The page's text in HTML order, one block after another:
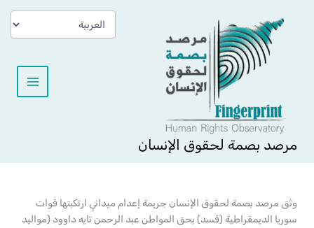
مرصد بصمة لحقوق الإنسان
وثق مرصد بصمة لحقوق الإنسان جريمة إعدام ميداني ارتكبتها قوات
سوريا الديمقراطية (قسد) بحق المواطن عبد الرحمن تايه داوود (مواليد